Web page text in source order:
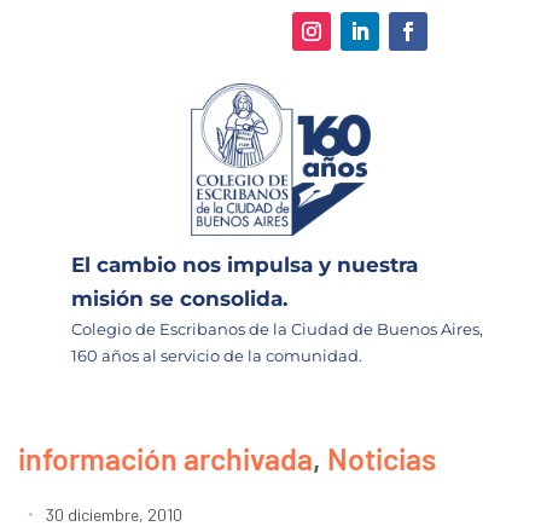
El cambio nos impulsa y nuestra
misión se consolida.
Colegio de Escribanos de la Ciudad de Buenos Aires,
160 años al servicio de la comunidad.
información archivada, Noticias
30 diciembre, 2010